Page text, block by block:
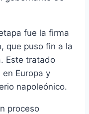
fue la firma
que puso fin a la
Este tratado
Europa y
napoleónico.
proceso